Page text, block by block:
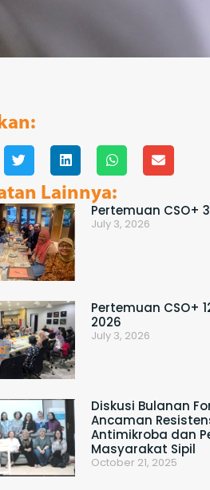
Lainnya:
Pertemuan CSO+
July 3, 2026
Pertemuan CSO+
2026
July 3, 2026
Diskusi Bulanan
Ancaman
Antimikroba dan
Masyarakat Sipil
October 21, 2025